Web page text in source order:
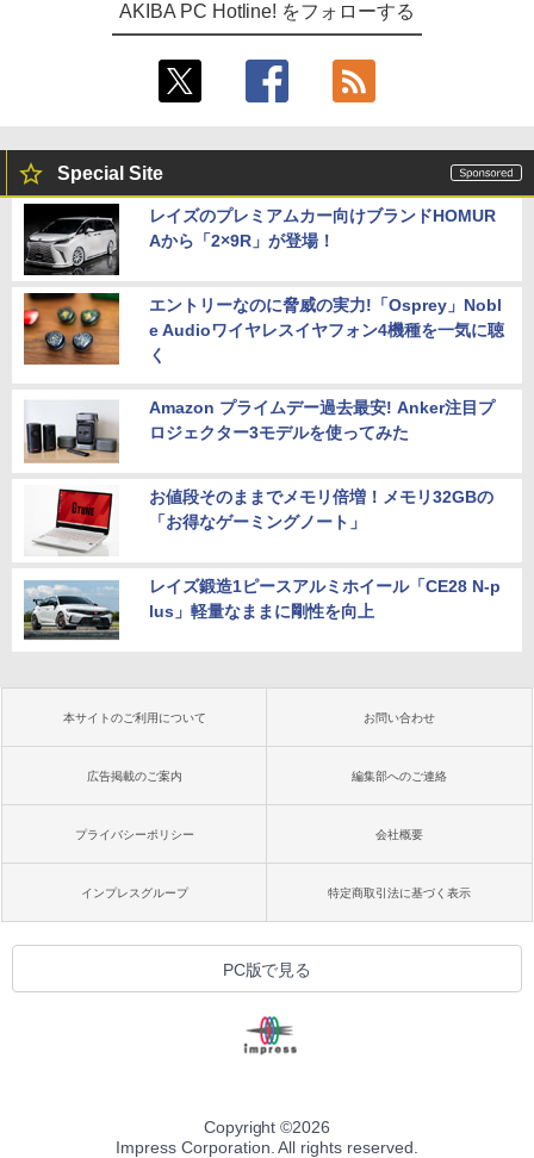
AKIBA PC Hotline! をフォローする
Special Site
レイズのプレミアムカー向けブランドHOMUR
Aから「2×9R」が登場！
エントリーなのに脅威の実力!「Osprey」Nobl
e Audioワイヤレスイヤフォン4機種を一気に聴
く
Amazon プライムデー過去最安! Anker注目プ
ロジェクター3モデルを使ってみた
お値段そのままでメモリ倍増！メモリ32GBの
「お得なゲーミングノート」
レイズ鍛造1ピースアルミホイール「CE28 N-p
lus」軽量なままに剛性を向上
本サイトのご利用について お問い合わせ
広告掲載のご案内 編集部へのご連絡
プライバシーポリシー 会社概要
インプレスグループ 特定商取引法に基づく表示
PC版で見る
Copyright ©2026
Impress Corporation. All rights reserved.